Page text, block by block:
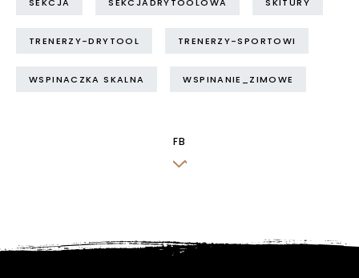
TRENERZY-DRYTOOL TRENERZY-SPORTOWI
WSPINACZKA SKALNA WSPINANIE_ZIMOWE
FB